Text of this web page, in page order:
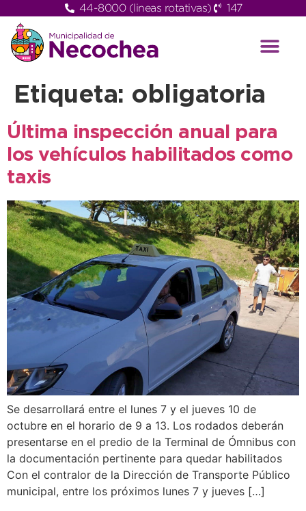
44-8000 (lineas rotativas) 147
Etiqueta: obligatoria
Última inspección anual para
los vehículos habilitados como
taxis
Se desarrollará entre el lunes 7 y el jueves 10 de
octubre en el horario de 9 a 13. Los rodados deberán
presentarse en el predio de la Terminal de Ómnibus con
la documentación pertinente para quedar habilitados
Con el contralor de la Dirección de Transporte Público
municipal, entre los próximos lunes 7 y jueves […]